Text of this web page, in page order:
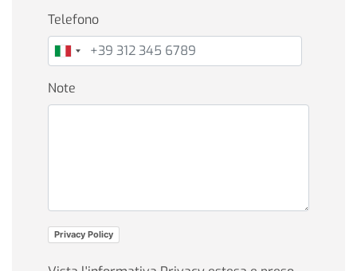
Telefono
Note
Privacy Policy